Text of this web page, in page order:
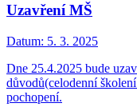
Uzavření MŠ
Datum: 5. 3. 2025
Dne 25.4.2025 bude
důvodů(celodenní
pochopení.